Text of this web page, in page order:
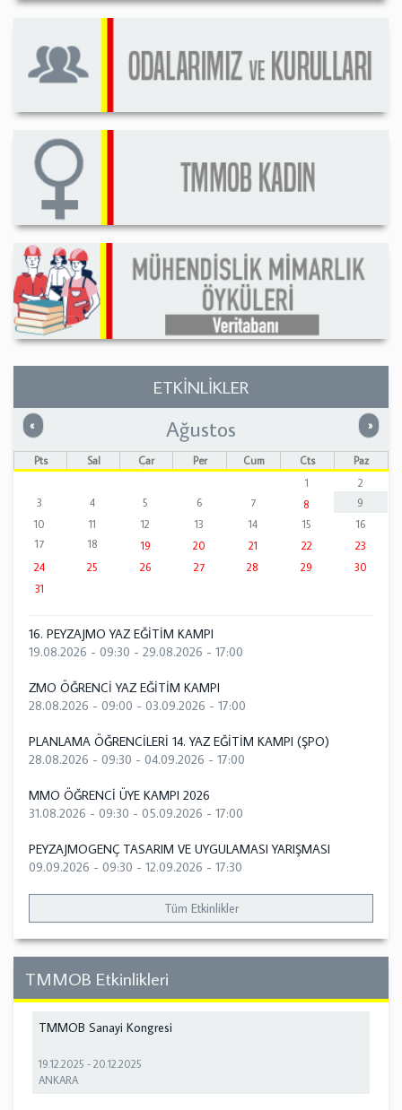
ETKİNLİKLER
« Önceki »
Ağustos
Pts Sal Çar Per Cum Cts
Paz
1
2
3
4 5 6 7 8
9
10
11 12 13 14 15
16
17
18 19 20 21 22
23
24
25 26 27 28 29
30
31
16. PEYZAJMO YAZ EĞİTİM KAMPI
19.08.2026 - 09:30 - 29.08.2026 - 17:00
ZMO ÖĞRENCİ YAZ EĞİTİM KAMPI
28.08.2026 - 09:00 - 03.09.2026 - 17:00
PLANLAMA ÖĞRENCİLERİ 14. YAZ EĞİTİM KAMPI (ŞPO)
28.08.2026 - 09:30 - 04.09.2026 - 17:00
MMO ÖĞRENCİ ÜYE KAMPI 2026
31.08.2026 - 09:30 - 05.09.2026 - 17:00
PEYZAJMOGENÇ TASARIM VE UYGULAMASI YARIŞMASI
09.09.2026 - 09:30 - 12.09.2026 - 17:30
Tüm Etkinlikler
TMMOB Etkinlikleri
TMMOB Sanayi Kongresi
19.12.2025 -20.12.2025
ANKARA